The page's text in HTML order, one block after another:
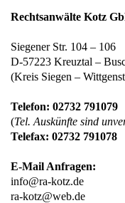
Rechtsanwälte Kotz
Siegener Str. 104 – 106
D-57223 Kreuztal –
(Kreis Siegen –
Telefon: 02732 791079
(Tel. Auskünfte sind
Telefax: 02732 791078
E-Mail Anfragen:
info@ra-kotz.de
ra-kotz@web.de